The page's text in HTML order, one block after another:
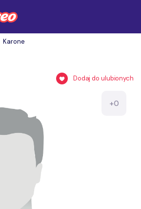
Karone
Dodaj do ulubionych
+0